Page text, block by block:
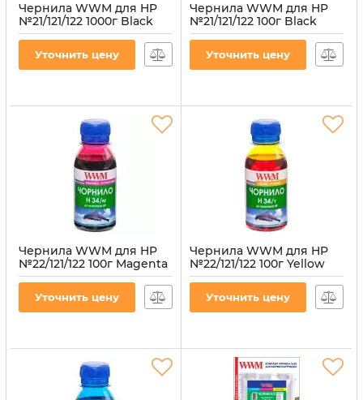
Чернила WWM для HP
№21/121/122 1000г Black
водорастворимые
H30/B-4
Уточнить цену
Чернила WWM для HP
№21/121/122 100г Black
водорастворимые
H30/B-2
Уточнить цену
Чернила WWM для HP
№22/121/122 100г Magenta
водорастворимые
H34/M-2
Уточнить цену
Чернила WWM для HP
№22/121/122 100г Yellow
водорастворимые
Уточнить цену